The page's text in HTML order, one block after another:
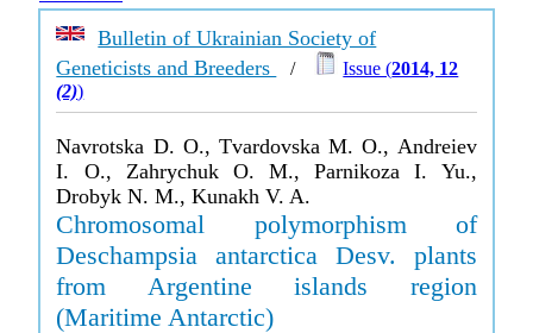
Bulletin of Ukrainian Society of
Geneticists and Breeders
/ Issue (2014, 12
(2))
Navrotska D. O., Tvardovska M. O., Andreiev
I. O., Zahrychuk O. M., Parnikoza I. Yu.,
Drobyk N. M., Kunakh V. A.
Chromosomal polymorphism of
Deschampsia antarctica Desv. plants
from Argentine islands region
(Maritime Antarctic)